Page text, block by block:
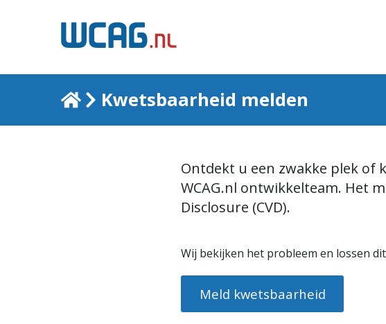
HomeKwetsbaarheid melden
K
w
e
t
Ontdekt u een zwakke plek of
WCAG.nl ontwikkelteam. Het
Disclosure (CVD).
Wij bekijken het probleem en lossen
Meld kwetsbaarheid